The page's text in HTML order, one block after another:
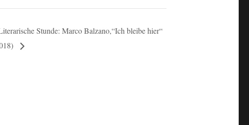
Stunde: Marco Balzano,“Ich bleibe hier“